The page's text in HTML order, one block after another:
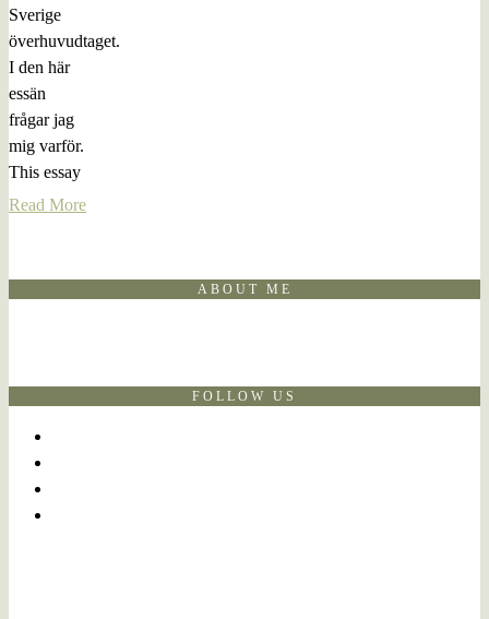
Sverige
överhuvudtaget.
I den här
essän
frågar jag
mig varför.
This essay
Read More
ABOUT ME
FOLLOW US